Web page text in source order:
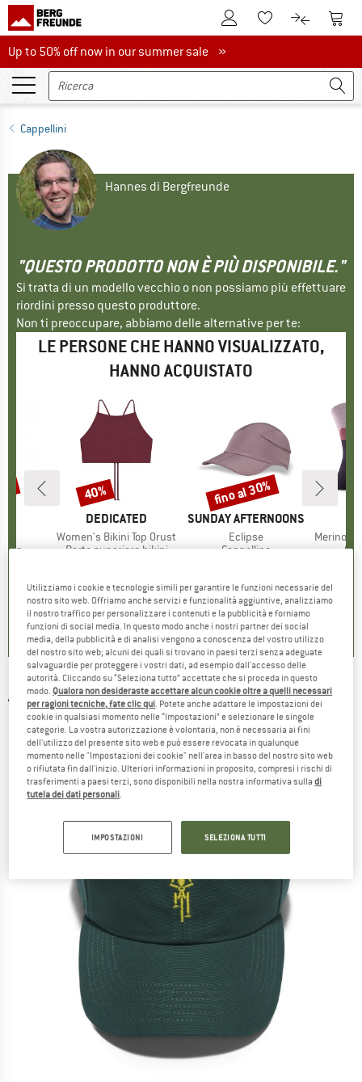
Al conto clienteAlla lista
Al Al
Up to 50% off now in our summer sale
Up to 50% off now in our summer sale »
Cappellini
Hannes di Bergfreunde
"QUESTO PRODOTTO NON È PIÙ DISPONIBILE."
Si tratta di un modello vecchio o non possiamo più effettuare
riordini presso questo produttore.
Non ti preoccupare, abbiamo delle alternative per te:
LE PERSONE CHE HANNO VISUALIZZATO,
HANNO ACQUISTATO
4
)
MARCHIO
DEDICATED
Articolo
Women's Bikini Top Orust
Gruppo di prodotti
Parte superiore bikini
4,4(5)
Sconto
40%
MARCHIO
SUNDAY AFTERNOONS
Articolo
Eclipse
Gruppo di prodotti
Cappellino
5,0(6)
Sconto
fino al 30%
Articolo
Merino
ARMEDANGELS -Yenaas Lovaa - Cappellino
(0)
Utilizziamo i cookie e tecnologie simili per garantire le funzioni necessarie del
nostro sito web. Offriamo anche servizi e funzionalità aggiuntive, analizziamo
il nostro traffico per personalizzare i contenuti e la pubblicità e forniamo
funzioni di social media. In questo modo anche i nostri partner dei social
media, della pubblicità e di analisi vengono a conoscenza del vostro utilizzo
del nostro sito web; alcuni dei quali si trovano in paesi terzi senza adeguate
salvaguardie per proteggere i vostri dati, ad esempio dall'accesso delle
autorità. Cliccando su “Seleziona tutto” accettate che si proceda in questo
modo. Qualora non desideraste accettare alcun cookie oltre a quelli necessari
per ragioni tecniche, fate clic qui. Potete anche adattare le impostazioni dei
cookie in qualsiasi momento nelle “Impostazioni” e selezionare le singole
categorie. La vostra autorizzazione è volontaria, non è necessaria ai fini
dell'utilizzo del presente sito web e può essere revocata in qualunque
momento nelle "Impostazioni dei cookie" nell'area in basso del nostro sito web
o rifiutata fin dall'inizio. Ulteriori informazioni in proposito, compresi i rischi di
trasferimenti a paesi terzi, sono disponibili nella nostra informativa sulladi
tutela dei dati personali.
IMPOSTAZIONI SELEZIONA TUTTI